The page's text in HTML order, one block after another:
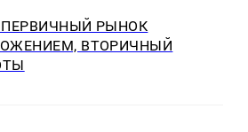
ПЕРВИЧНЫЙ РЫНОК
ВТОРИЧНЫЙ